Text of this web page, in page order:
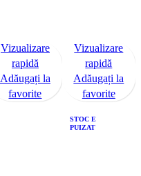
Vizualizare
rapidă
Adăugați la
favorite
STOC E
PUIZAT
Vizualizare
rapidă
Adăugați la
favorite